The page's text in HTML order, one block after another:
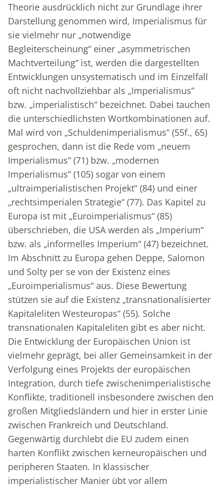
Theorie ausdrücklich nicht zur Grundlage ihrer
Darstellung genommen wird, Imperialismus für
sie vielmehr nur „notwendige
Begleiterscheinung“ einer „asymmetrischen
Machtverteilung“ ist, werden die dargestellten
Entwicklungen unsystematisch und im Einzelfall
oft nicht nachvollziehbar als „Imperialismus“
bzw. „imperialistisch“ bezeichnet. Dabei tauchen
die unterschiedlichsten Wortkombinationen auf.
Mal wird von „Schuldenimperialismus“ (55f., 65)
gesprochen, dann ist die Rede vom „neuem
Imperialismus“ (71) bzw. „modernen
Imperialismus“ (105) sogar von einem
„ultraimperialistischen Projekt“ (84) und einer
„rechtsimperialen Strategie“ (77). Das Kapitel zu
Europa ist mit „Euroimperialismus“ (85)
überschrieben, die USA werden als „Imperium“
bzw. als „informelles Imperium“ (47) bezeichnet.
Im Abschnitt zu Europa gehen Deppe, Salomon
und Solty per se von der Existenz eines
„Euroimperialismus“ aus. Diese Bewertung
stützen sie auf die Existenz „transnationalisierter
Kapitaleliten Westeuropas“ (55). Solche
transnationalen Kapitaleliten gibt es aber nicht.
Die Entwicklung der Europäischen Union ist
vielmehr geprägt, bei aller Gemeinsamkeit in der
Verfolgung eines Projekts der europäischen
Integration, durch tiefe zwischenimperialistische
Konflikte, traditionell insbesondere zwischen den
großen Mitgliedsländern und hier in erster Linie
zwischen Frankreich und Deutschland.
Gegenwärtig durchlebt die EU zudem einen
harten Konflikt zwischen kerneuropäischen und
peripheren Staaten. In klassischer
imperialistischer Manier übt vor allem